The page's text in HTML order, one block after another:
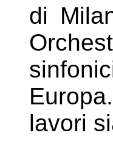
di
lavori